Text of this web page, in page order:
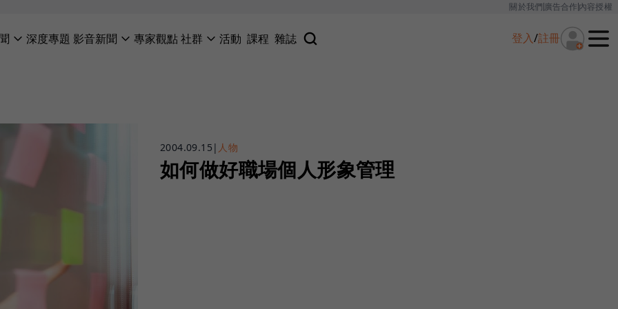
關於我們廣告合作內容授權
深度專題 影音新聞 專家觀點社群 活動 課程 雜誌 登入/註冊
2004.09.15 | 人物
如何做好職場個人形象管理